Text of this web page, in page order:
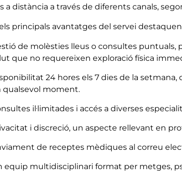
a distància a través de diferents canals,
principals avantatges del servei
de molèsties lleus o consultes
que no requereixen exploració física
24 hores els 7 dies de la
qualsevol moment.
il·limitades i accés a diverses
i discreció, un aspecte rellevant en
de receptes mèdiques al correu
equip multidisciplinari format per metges,